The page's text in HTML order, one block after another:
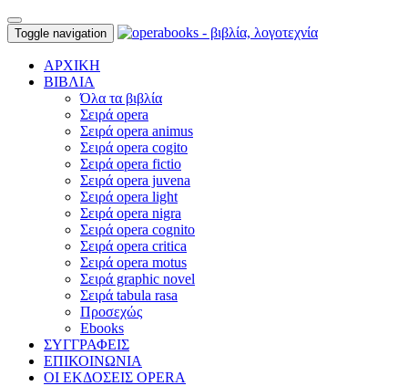
Toggle navigation
ΑΡΧΙΚΗ
ΒΙΒΛΙΑ
Όλα τα βιβλία
Σειρά opera
Σειρά opera animus
Σειρά opera cogito
Σειρά opera fictio
Σειρά opera juvena
Σειρά opera light
Σειρά opera nigra
Σειρά opera cognito
Σειρά opera critica
Σειρά opera motus
Σειρά graphic novel
Σειρά tabula rasa
Προσεχώς
Ebooks
ΣΥΓΓΡΑΦΕΙΣ
ΕΠΙΚΟΙΝΩΝΙΑ
ΟΙ ΕΚΔΟΣΕΙΣ OPERA